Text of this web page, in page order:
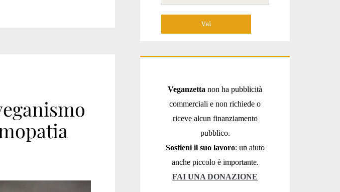
per:
Veganzetta non ha pubblicità
commerciali e non richiede o
riceve alcun finanziamento
pubblico.
Sostieni il suo lavoro: un aiuto
anche piccolo è importante.
FAI UNA DONAZIONE